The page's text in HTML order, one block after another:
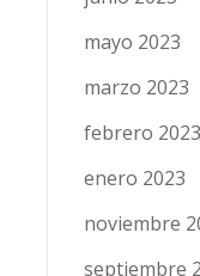
mayo 2023
marzo 2023
febrero 2023
enero 2023
noviembre
septiembre